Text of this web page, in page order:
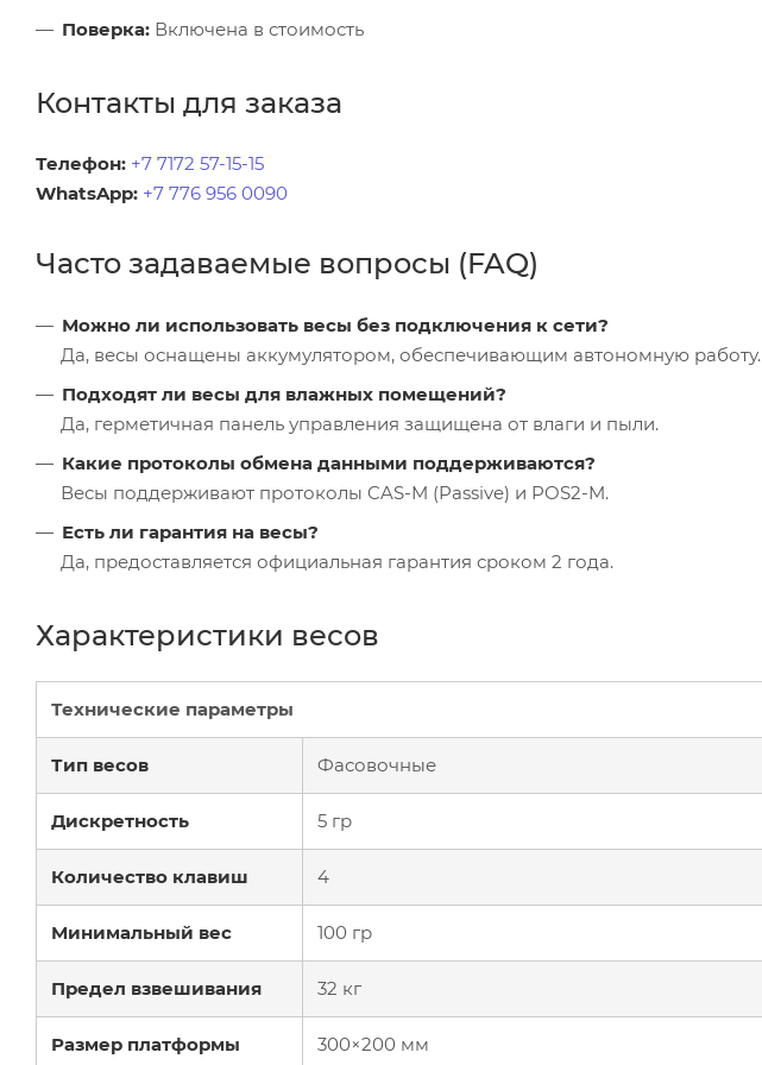
Поверка: Включена в стоимость
Контакты для заказа
Телефон: +7 7172 57-15-15
WhatsApp: +7 776 956 0090
Часто задаваемые вопросы (FAQ)
Можно ли использовать весы без подключения к сети?
Да, весы оснащены аккумулятором, обеспечивающим автономную работу.
Подходят ли весы для влажных помещений?
Да, герметичная панель управления защищена от влаги и пыли.
Какие протоколы обмена данными поддерживаются?
Весы поддерживают протоколы CAS-M (Passive) и POS2-M.
Есть ли гарантия на весы?
Да, предоставляется официальная гарантия сроком 2 года.
Характеристики весов
Технические параметры
Тип весов Фасовочные
Дискретность 5 гр
Количество клавиш 4
Минимальный вес 100 гр
Предел взвешивания 32 кг
Размер платформы 300×200 мм